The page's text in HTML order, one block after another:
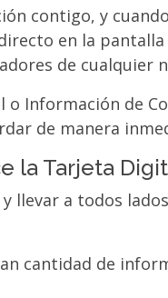
contigo, y
en la
de cualquier
Información de
de manera
la Tarjeta
llevar a todos
cantidad de